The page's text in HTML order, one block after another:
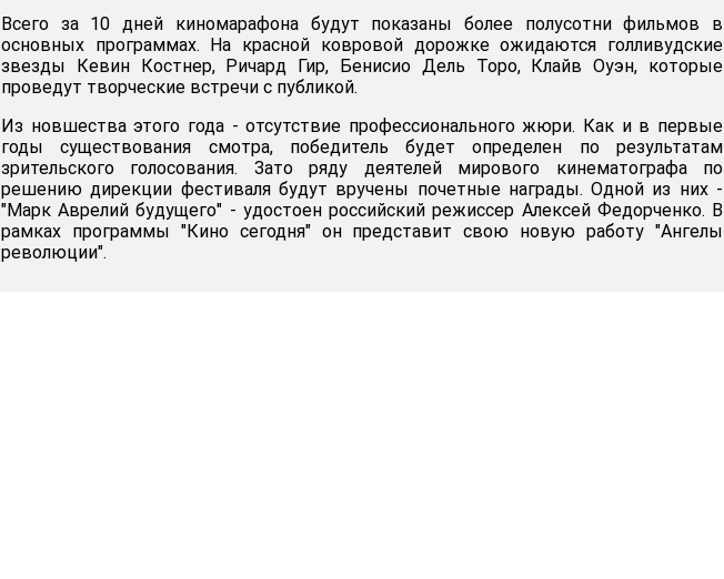
Всего за 10 дней киномарафона будут показаны более полусотни фильмов в
основных программах. На красной ковровой дорожке ожидаются голливудские
звезды Кевин Костнер, Ричард Гир, Бенисио Дель Торо, Клайв Оуэн, которые
проведут творческие встречи с публикой.
Из новшества этого года - отсутствие профессионального жюри. Как и в первые
годы существования смотра, победитель будет определен по результатам
зрительского голосования. Зато ряду деятелей мирового кинематографа по
решению дирекции фестиваля будут вручены почетные награды. Одной из них -
"Марк Аврелий будущего" - удостоен российский режиссер Алексей Федорченко. В
рамках программы "Кино сегодня" он представит свою новую работу "Ангелы
революции".